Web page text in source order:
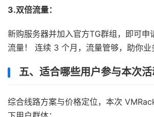
3.双倍流量：
新购服务器并加入官方TG群组，即可申
流量！ 连续 3 个月，流量管够，助你业
五、适合哪些用户参与本次活
综合线路方案与价格定位，本次